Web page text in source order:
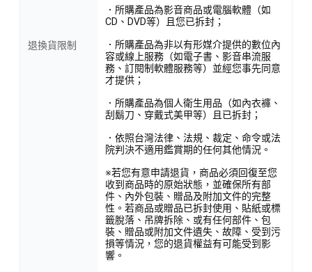
退換貨限制
．所購產品為影音商品或電腦軟體（如
CD、DVD等）且您已拆封；
．所購產品為非以有形媒介提供的數位內
容或線上服務（如電子書、影音串流服
務、訂閱制軟體服務等）並經您事先同意
才提供；
．所購產品為個人衛生用品（如內衣褲、
刮鬍刀、穿戴式美甲等）且已拆封；
．依照台灣法律、法規、裁定、命令或法
院判決不適用鑑賞期的任何其他情況。
※若您有意申請退貨，商品必須回復至您
收到商品時的原始狀態，並確保所有部
件、內外包裝、贈品及附加文件的完整
性。若商品或贈品已拆封使用、貼紙或標
籤脫落、吊牌拆除、或有任何部件、包
裝、贈品或附加文件遺失、故障、受到污
損等情況，您的退貨權益有可能受到影
響。